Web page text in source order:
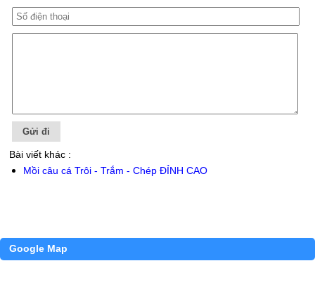
Bài viết khác :
Mồi câu cá Trôi - Trắm - Chép ĐỈNH CAO
Google Map